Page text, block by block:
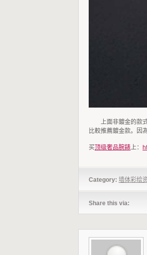
上面非鍍金的款式
比較推薦鍍金款。因
买 顶级奢品腕錶上：
Category: 墙体彩绘
Share this via: